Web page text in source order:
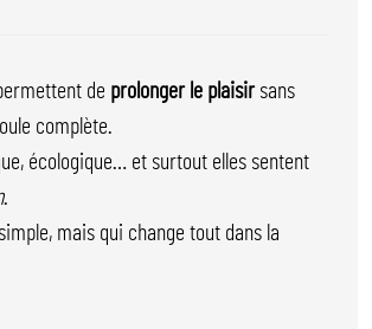
de prolonger le plaisirsans
complète.
écologique… et surtout elles sentent
.
mais qui change tout dans la